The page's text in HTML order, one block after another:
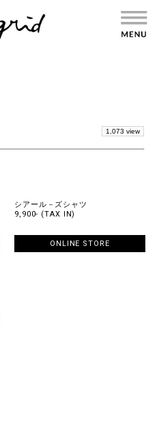
1,073 view
シアール－ズシャツ
9,900- (TAX IN)
ONLINE STORE